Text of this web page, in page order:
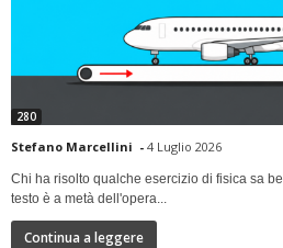
280
Stefano Marcellini - 4 Luglio 2026
Chi ha risolto qualche esercizio di fisica sa
testo è a metà dell'opera...
Continua a leggere